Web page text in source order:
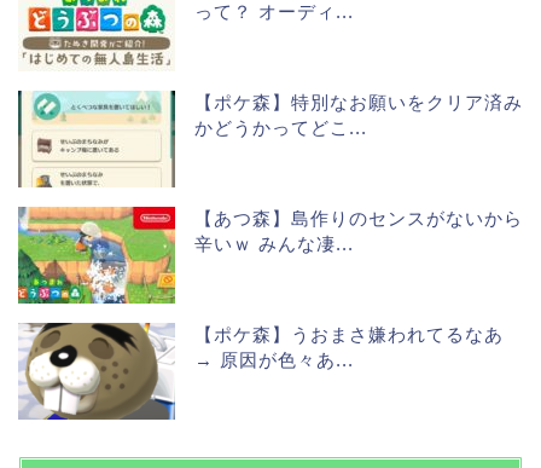
って？ オーディ...
【ポケ森】特別なお願いをクリア済み
かどうかってどこ...
【あつ森】島作りのセンスがないから
辛いｗ みんな凄...
【ポケ森】うおまさ嫌われてるなあ
→ 原因が色々あ...